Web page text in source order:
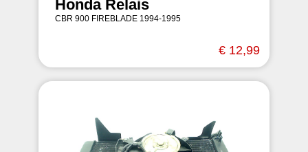
Honda Relais
CBR 900 FIREBLADE 1994-1995
€ 12,99